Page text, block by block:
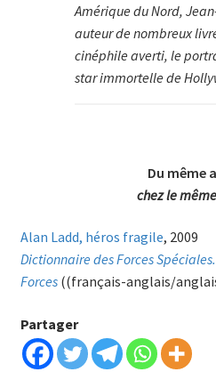
Amérique du Nord,
auteur de nombreux
cinéphile averti, le
star immortelle de
Du même
chez le
Alan Ladd, héros fragile, 2009
Dictionnaire des Forces
Forces((français-anglais/
Partager